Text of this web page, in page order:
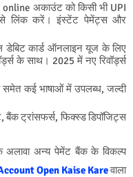
अकाउंट को किसी भी UPI
से लिंक करें। इंस्टेंट पेमेंट्स और
डेबिट कार्ड ऑनलाइन यूज के लिए
के साथ। 2025 में नए रिवॉर्ड्स
समेत कई भाषाओं में उपलब्ध, जल्दी
बैंक ट्रांसफर्स, फिक्स्ड डिपॉजिट्स
अन्य पेमेंट बैंक के विकल्प
Open Kaise Kareवाला